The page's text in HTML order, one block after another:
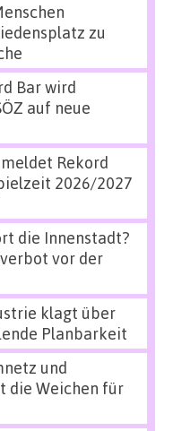
zu
Bar wird
auf neue
Rekord
2026/2027
die Innenstadt?
vor der
klagt über
Planbarkeit
und
die Weichen für